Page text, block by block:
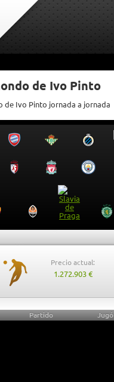
de Ivo Pinto
de Ivo Pinto jornada a jornada
Precio actual:
1.272.903 €
Partido Jugó